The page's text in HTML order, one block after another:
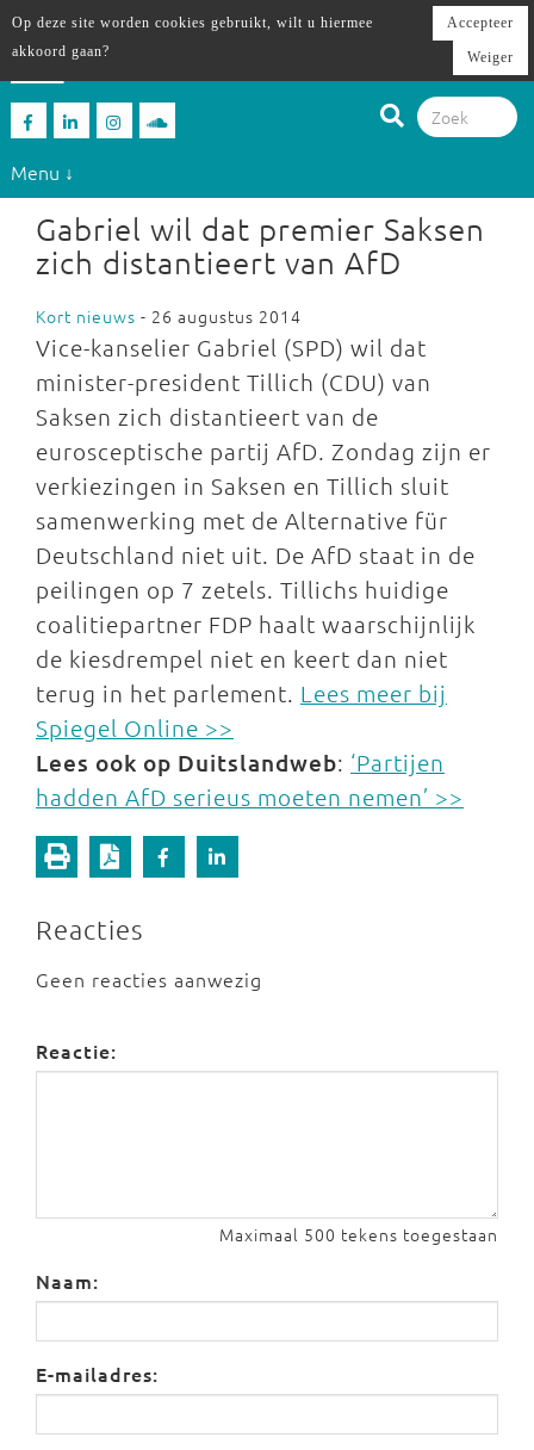
Menu ↓
Gabriel wil dat premier Saksen
zich distantieert van AfD
Kort nieuws - 26 augustus 2014
Vice-kanselier Gabriel (SPD) wil dat
minister-president Tillich (CDU) van
Saksen zich distantieert van de
eurosceptische partij AfD. Zondag zijn er
verkiezingen in Saksen en Tillich sluit
samenwerking met de Alternative für
Deutschland niet uit. De AfD staat in de
peilingen op 7 zetels. Tillichs huidige
coalitiepartner FDP haalt waarschijnlijk
de kiesdrempel niet en keert dan niet
terug in het parlement. Lees meer bij
Spiegel Online >>
Lees ook op Duitslandweb: ‘Partijen
hadden AfD serieus moeten nemen’ >>
Reacties
Geen reacties aanwezig
Reactie:
Maximaal 500 tekens toegestaan
Naam:
E-mailadres:
Op deze site worden cookies gebruikt, wilt u hiermee
akkoord gaan?
Accepteer
Weiger